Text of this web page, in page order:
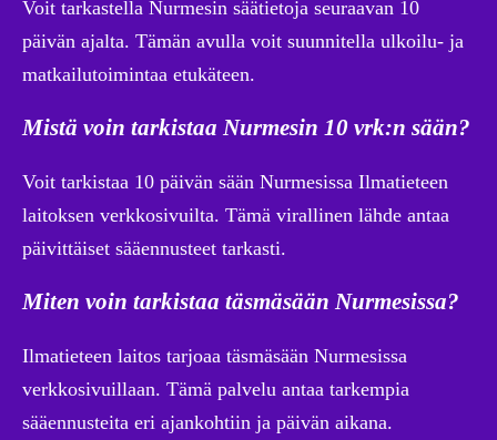
Voit tarkastella Nurmesin säätietoja seuraavan 10
päivän ajalta. Tämän avulla voit suunnitella ulkoilu- ja
matkailutoimintaa etukäteen.
Mistä voin tarkistaa Nurmesin 10 vrk:n sään?
Voit tarkistaa 10 päivän sään Nurmesissa Ilmatieteen
laitoksen verkkosivuilta. Tämä virallinen lähde antaa
päivittäiset sääennusteet tarkasti.
Miten voin tarkistaa täsmäsään Nurmesissa?
Ilmatieteen laitos tarjoaa täsmäsään Nurmesissa
verkkosivuillaan. Tämä palvelu antaa tarkempia
sääennusteita eri ajankohtiin ja päivän aikana.